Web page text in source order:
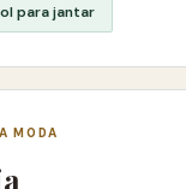
para jantar
MODA